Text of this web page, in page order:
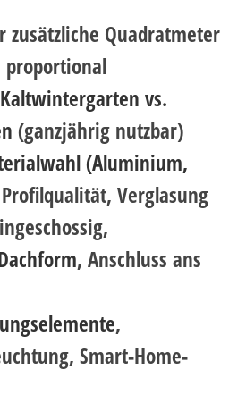
zusätzliche Quadratmeter
proportional
Kaltwintergarten vs.
(ganzjährig nutzbar)
(Aluminium,
Verglasung
, Anschluss ans
,
Smart-Home-